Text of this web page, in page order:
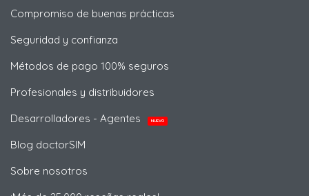
Compromiso de buenas prácticas
Seguridad y confianza
Métodos de pago 100% seguros
Profesionales y distribuidores
Desarrolladores - Agentes
NUEVO
Blog doctorSIM
Sobre nosotros